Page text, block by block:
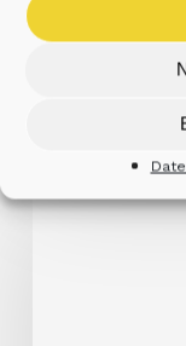
der U16
United